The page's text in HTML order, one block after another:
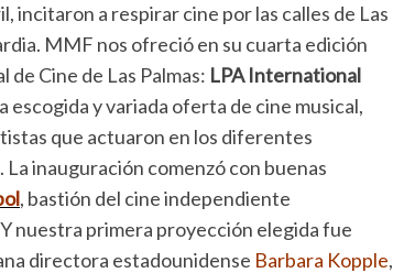
incitaron a respirar cine por las calles de Las
MMF nos ofreció en su cuarta edición
Cine de Las Palmas: LPA International
y variada oferta de cine musical,
que actuaron en los diferentes
inauguración comenzó con buenas
, bastión del cine independiente
nuestra primera proyección elegida fue
directora estadounidense Barbara Kopple,